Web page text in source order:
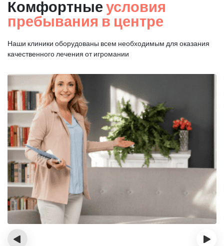
Комфортные условия
пребывания в центре
Наши клиники оборудованы всем необходимым для оказания
качественного лечения от игромании
‹ ›